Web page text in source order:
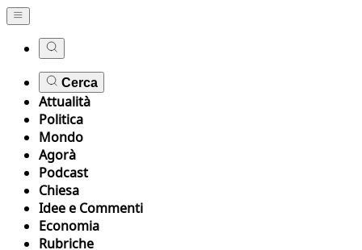
Cerca
Attualità
Politica
Mondo
Agorà
Podcast
Chiesa
Idee e Commenti
Economia
Rubriche